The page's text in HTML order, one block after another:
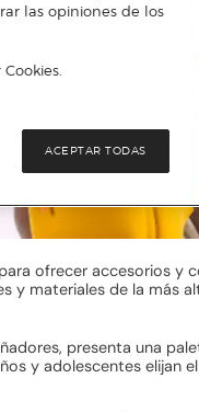
ofrecer accesorios
y materiales de la más
presenta una
y adolescentes elijan
las opiniones de los
ACEPTAR TODAS